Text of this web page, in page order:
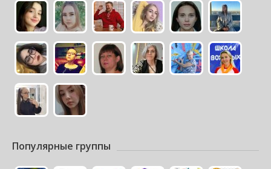
Популярные группы